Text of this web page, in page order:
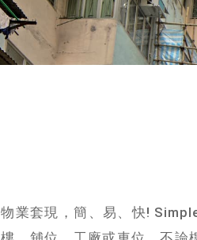
物業套現，簡、易、快!